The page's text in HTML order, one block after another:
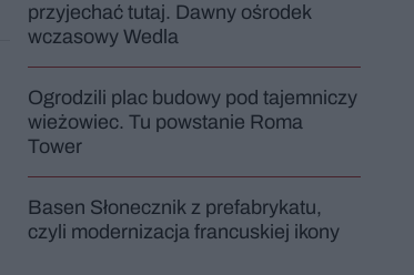
przyjechać tutaj. Dawny ośrodek
wczasowy Wedla
Ogrodzili plac budowy pod tajemniczy
wieżowiec. Tu powstanie Roma
Tower
Basen Słonecznik z prefabrykatu,
czyli modernizacja francuskiej ikony